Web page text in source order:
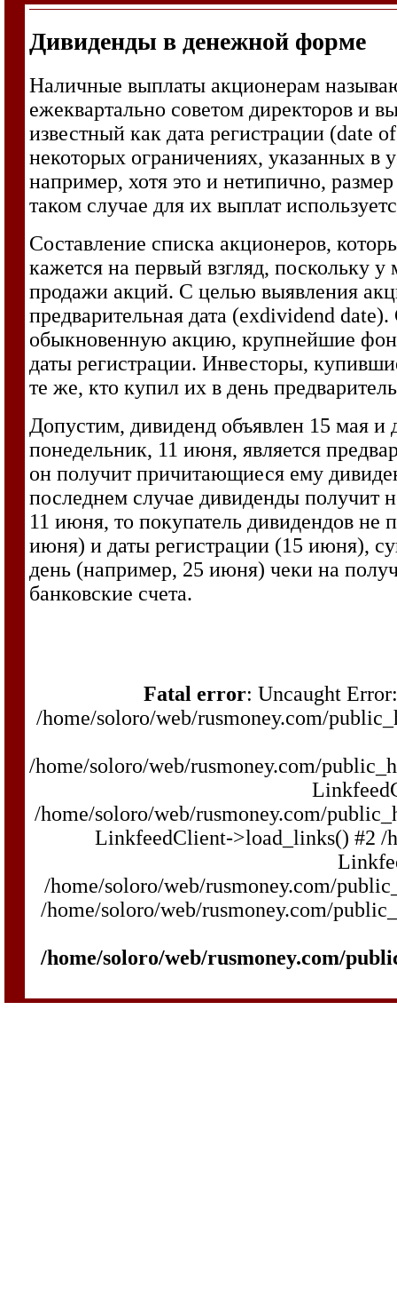
Дивиденды в денежной форме
Наличные выплаты акционерам
ежеквартально советом директоров и
известный как дата регистрации (date
некоторых ограничениях, указанных в
например, хотя это и нетипично,
таком случае для их выплат
Составление списка акционеров,
кажется на первый взгляд, поскольку
продажи акций. С целью выявления
предварительная дата (ехdividend
обыкновенную акцию, крупнейшие
даты регистрации. Инвесторы,
те же, кто купил их в день
Допустим, дивиденд объявлен 15 мая и
понедельник, 11 июня, является
он получит причитающиеся ему
последнем случае дивиденды получит
11 июня, то покупатель дивидендов не
июня) и даты регистрации (15 июня),
день (например, 25 июня) чеки на
банковские счета.
Fatal error: Uncaught
/home/soloro/web/rusmoney.com/
/home/soloro/web/rusmoney.com/
/home/soloro/web/rusmoney.com/
LinkfeedClient->load_links() #2 /
/home/soloro/web/rusmoney.com/
/home/soloro/web/rusmoney.com/
/home/soloro/web/rusmoney.com/